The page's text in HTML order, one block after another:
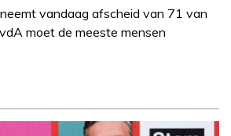
vandaag afscheid van 71 van
moet de meeste mensen